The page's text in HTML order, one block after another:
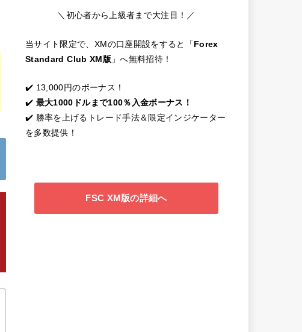
＼初心者から上級者まで大注目！／
当サイト限定で、XMの口座開設をすると「Forex
Standard Club XM版 」へ無料招待！
✔️ 13,000円のボーナス！
✔️ 最大1000ドルまで100％入金ボーナス！
✔️ 勝率を上げるトレード手法＆限定インジケーター
を多数提供！
FSC XM版の詳細へ